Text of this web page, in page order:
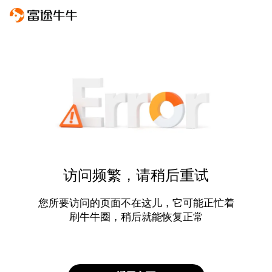
访问频繁，请稍后重试
您所要访问的页面不在这儿，它可能正忙着
刷牛牛圈，稍后就能恢复正常